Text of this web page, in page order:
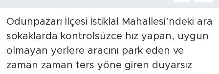
Odunpazarı İlçesi İstiklal Mahallesi’ndeki ara
sokaklarda kontrolsüzce hız yapan, uygun
olmayan yerlere aracını park eden ve
zaman zaman ters yöne giren duyarsız